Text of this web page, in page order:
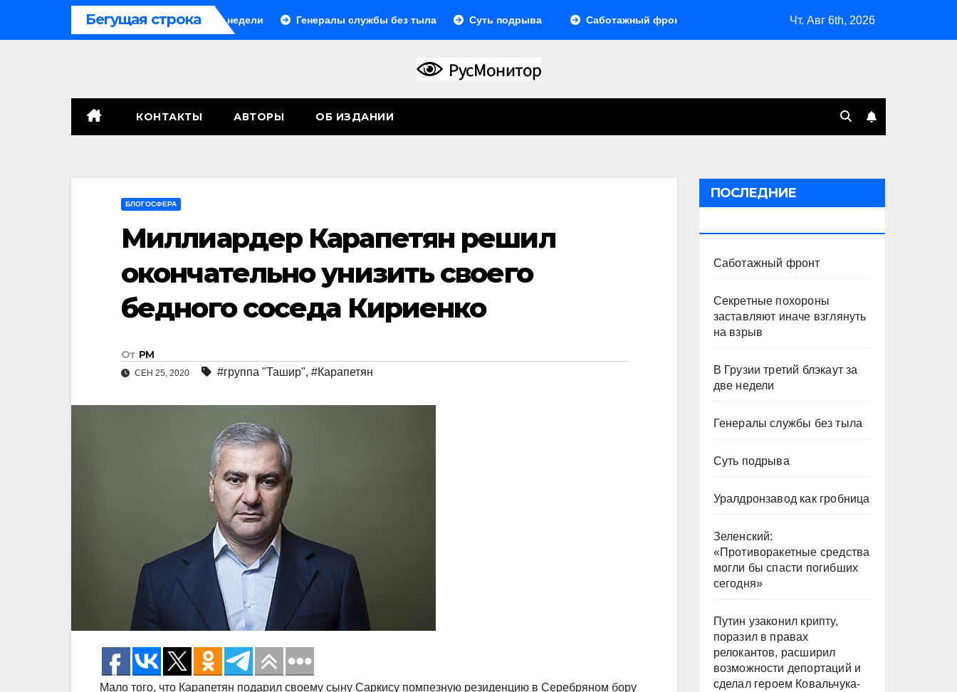
Бегущая строка
В Грузии третий блэкаут за две недели Генералы службы без тыла Суть подрыва Саботажный фронт Секретные похороны заставляют иначе взглянуть на
Чт. Авг 6th, 2026
КОНТАКТЫ АВТОРЫ ОБ ИЗДАНИИ
БЛОГОСФЕРА
Миллиардер Карапетян решил
окончательно унизить своего
бедного соседа Кириенко
От РМ
СЕН 25, 2020 #группа "Ташир", #Карапетян
Мало того, что Карапетян подарил своему сыну Саркису помпезную резиденцию в Серебряном бору
ПОСЛЕДНИЕ
Саботажный фронт
Секретные похороны
заставляют иначе взглянуть
на взрыв
В Грузии третий блэкаут за
две недели
Генералы службы без тыла
Суть подрыва
Уралдронзавод как гробница
Зеленский:
«Противоракетные средства
могли бы спасти погибших
сегодня»
Путин узаконил крипту,
поразил в правах
релокантов, расширил
возможности депортаций и
сделал героем Ковальчука-